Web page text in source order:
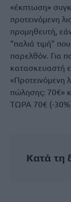
«έκπτωση»
προτεινόμενη
προμηθευτή,
“παλιά τιμή”
παρελθόν. Για
κατασκευαστή
«Προτεινόμενη
πώλησης: 70€»
ΤΩΡΑ 70€ (-
Κατά τη